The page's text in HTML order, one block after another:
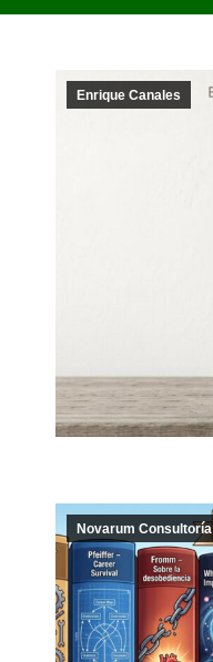
Enrique Canales
Novarum Consultoría